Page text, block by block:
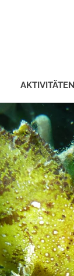
AKTIVITÄTEN